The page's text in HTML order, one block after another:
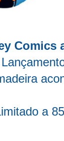
Comics
a